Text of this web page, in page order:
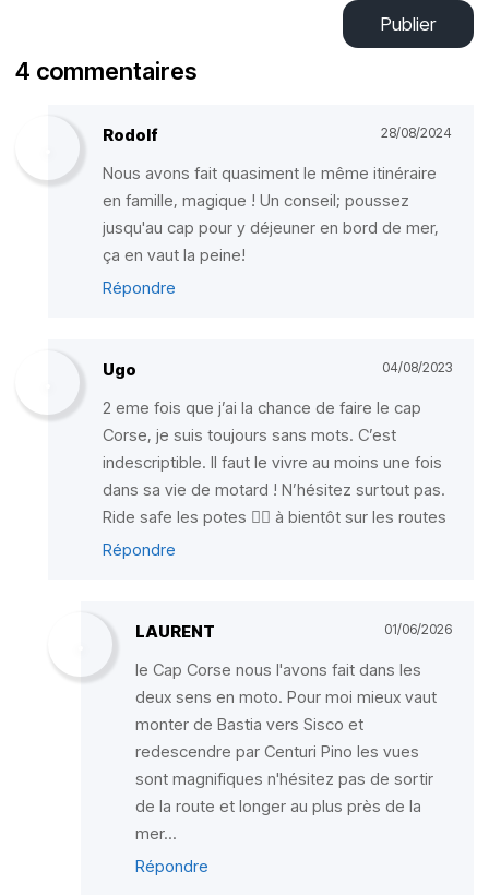
Publier
4 commentaires
Rodolf 28/08/2024
Nous avons fait quasiment le même itinéraire
en famille, magique ! Un conseil; poussez
jusqu'au cap pour y déjeuner en bord de mer,
ça en vaut la peine!
Répondre
Ugo 04/08/2023
2 eme fois que j’ai la chance de faire le cap
Corse, je suis toujours sans mots. C’est
indescriptible. Il faut le vivre au moins une fois
dans sa vie de motard ! N’hésitez surtout pas.
Ride safe les potes ✌🏼 à bientôt sur les routes
Répondre
LAURENT 01/06/2026
le Cap Corse nous l'avons fait dans les
deux sens en moto. Pour moi mieux vaut
monter de Bastia vers Sisco et
redescendre par Centuri Pino les vues
sont magnifiques n'hésitez pas de sortir
de la route et longer au plus près de la
mer...
Répondre